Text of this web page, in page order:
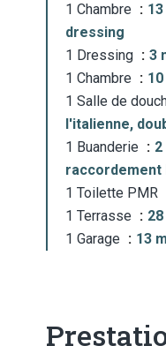
1 Chambre
13
dressing
1 Dressing
3
1 Chambre
10
1 Salle de
l'italienne,
1 Buanderie
2
raccordement
1 Toilette PMR
1 Terrasse
28
1 Garage
13